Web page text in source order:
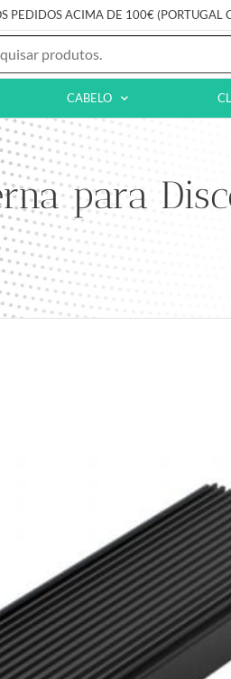
PEDIDOS ACIMA DE 100€ (PORTUGAL
CABELO
para